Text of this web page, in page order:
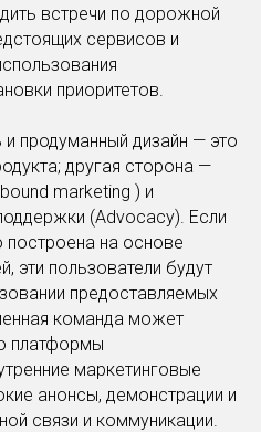
встречи по дорожной
сервисов и
приоритетов.
продуманный дизайн — это
другая сторона —
marketing ) и
(Advocacy). Если
построена на основе
эти пользователи будут
предоставляемых
команда может
платформы
маркетинговые
анонсы, демонстрации и
связи и коммуникации.